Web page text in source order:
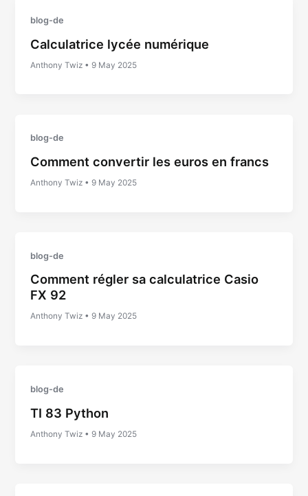
blog-de
Calculatrice lycée numérique
Anthony Twiz •9 May 2025
blog-de
Comment convertir les euros en francs
Anthony Twiz •9 May 2025
blog-de
Comment régler sa calculatrice Casio
FX 92
Anthony Twiz •9 May 2025
blog-de
TI 83 Python
Anthony Twiz •9 May 2025